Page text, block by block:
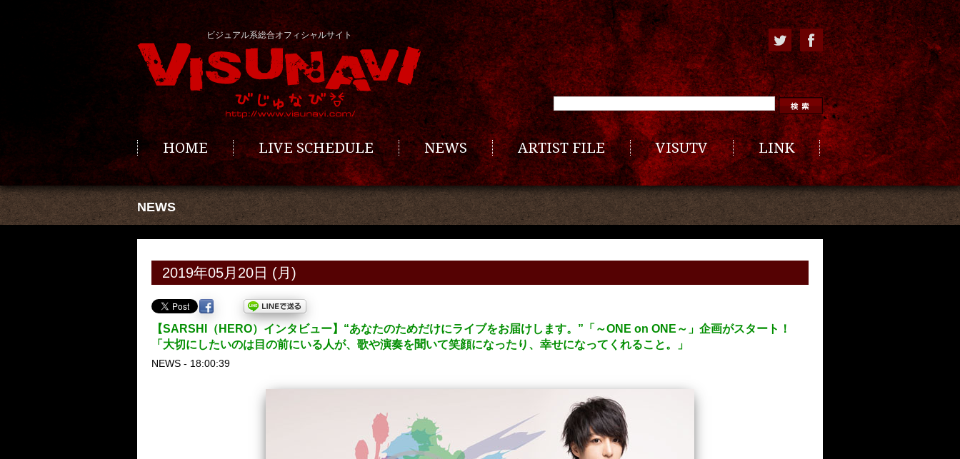
ビジュアル系総合オフィシャルサイト
HOME LIVE SCHEDULE NEWS ARTIST FILE VISUTV LINK
NEWS
2019年05月20日 (月)
【SARSHI（HERO）インタビュー】“あなたのためだけにライブをお届けします。”「～ONE on ONE～」企画がスタート！
「大切にしたいのは目の前にいる人が、歌や演奏を聞いて笑顔になったり、幸せになってくれること。」
NEWS - 18:00:39